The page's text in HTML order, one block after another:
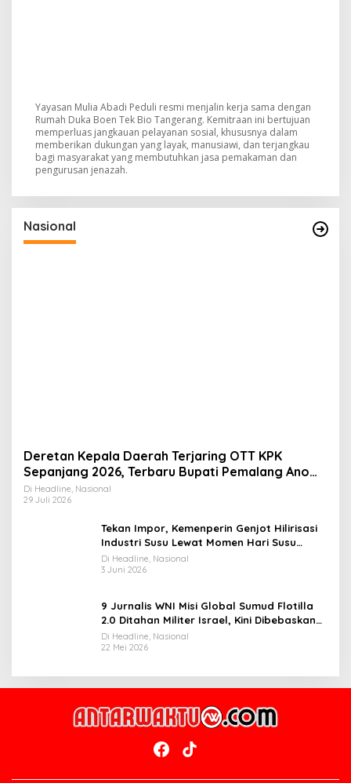
Yayasan Mulia Abadi Peduli resmi menjalin kerja sama dengan
Rumah Duka Boen Tek Bio Tangerang. Kemitraan ini bertujuan
memperluas jangkauan pelayanan sosial, khususnya dalam
memberikan dukungan yang layak, manusiawi, dan terjangkau
bagi masyarakat yang membutuhkan jasa pemakaman dan
pengurusan jenazah.
Nasional
Deretan Kepala Daerah Terjaring OTT KPK
Sepanjang 2026, Terbaru Bupati Pemalang Anom
Widiyantoro
Di Headline, Nasional
29 Juli 2026
Tekan Impor, Kemenperin Genjot Hilirisasi
Industri Susu Lewat Momen Hari Susu
Nusantara 2026
Di Headline, Nasional
3 Juni 2026
9 Jurnalis WNI Misi Global Sumud Flotilla
2.0 Ditahan Militer Israel, Kini Dibebaskan
dan Dievakuasi ke Istanbul
Di Headline, Nasional
22 Mei 2026